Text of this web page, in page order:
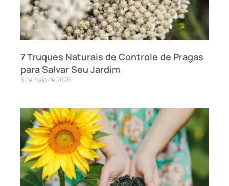
7 Truques Naturais de Controle de Pragas
para Salvar Seu Jardim
5 de maio de 2026